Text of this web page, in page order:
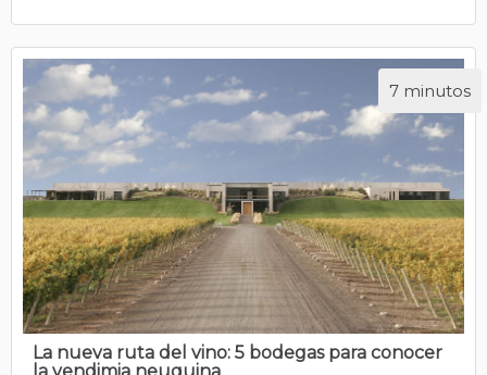
7 minutos
La nueva ruta del vino: 5 bodegas para conocer